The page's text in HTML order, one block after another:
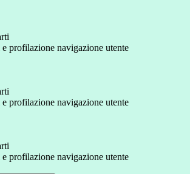
e profilazione navigazione utente
e profilazione navigazione utente
e profilazione navigazione utente